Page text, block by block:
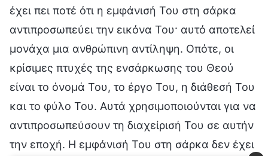
έχει πει ποτέ ότι η εμφάνισή Του στη σάρκα
αντιπροσωπεύει την εικόνα Του· αυτό αποτελεί
μονάχα μια ανθρώπινη αντίληψη. Οπότε, οι
κρίσιμες πτυχές της ενσάρκωσης του Θεού
είναι το όνομά Του, το έργο Του, η διάθεσή Του
και το φύλο Του. Αυτά χρησιμοποιούνται για να
αντιπροσωπεύσουν τη διαχείρισή Του σε αυτήν
την εποχή. Η εμφάνισή Του στη σάρκα δεν έχει